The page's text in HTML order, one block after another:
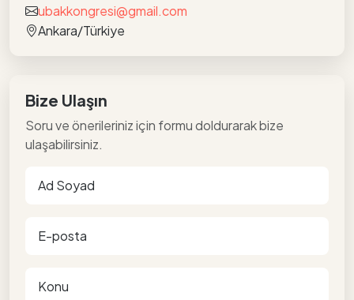
ubakkongresi@gmail.com
Ankara/Türkiye
Bize Ulaşın
Soru ve önerileriniz için formu doldurarak bize
ulaşabilirsiniz.